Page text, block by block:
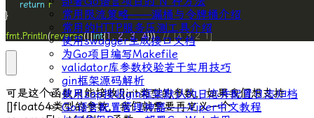
常用限流策略——漏桶与令牌桶介绍
常用的HTTP服务压测工具介绍
使用swagger生成接口文档
为Go项目编写Makefile
validator库参数校验若干实用技巧
gin框架源码解析
使用zap接收gin框架默认的日志并配置日志归档
Go语言配置管理神器——Viper中文教程
return r
fmt.Println(reverse([]int{1, 2, 3, 4})) // [4 3 2 1]
可是这个函数只能接收[]int类型的参数，如果我们想支持
[]float64类型的参数，我们就需要再定义一个